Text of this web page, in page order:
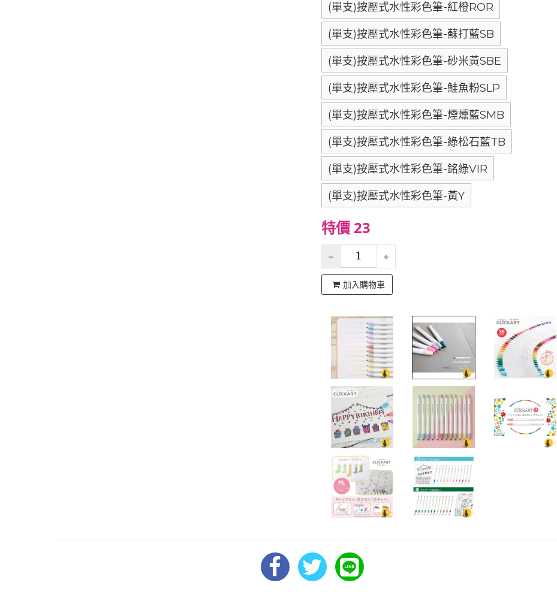
(單支)按壓式水性彩色筆-紅橙ROR
(單支)按壓式水性彩色筆-蘇打藍SB
(單支)按壓式水性彩色筆-砂米黃SBE
(單支)按壓式水性彩色筆-鮭魚粉SLP
(單支)按壓式水性彩色筆-煙燻藍SMB
(單支)按壓式水性彩色筆-綠松石藍TB
(單支)按壓式水性彩色筆-銘綠VIR
(單支)按壓式水性彩色筆-黃Y
特價 23
加入購物車